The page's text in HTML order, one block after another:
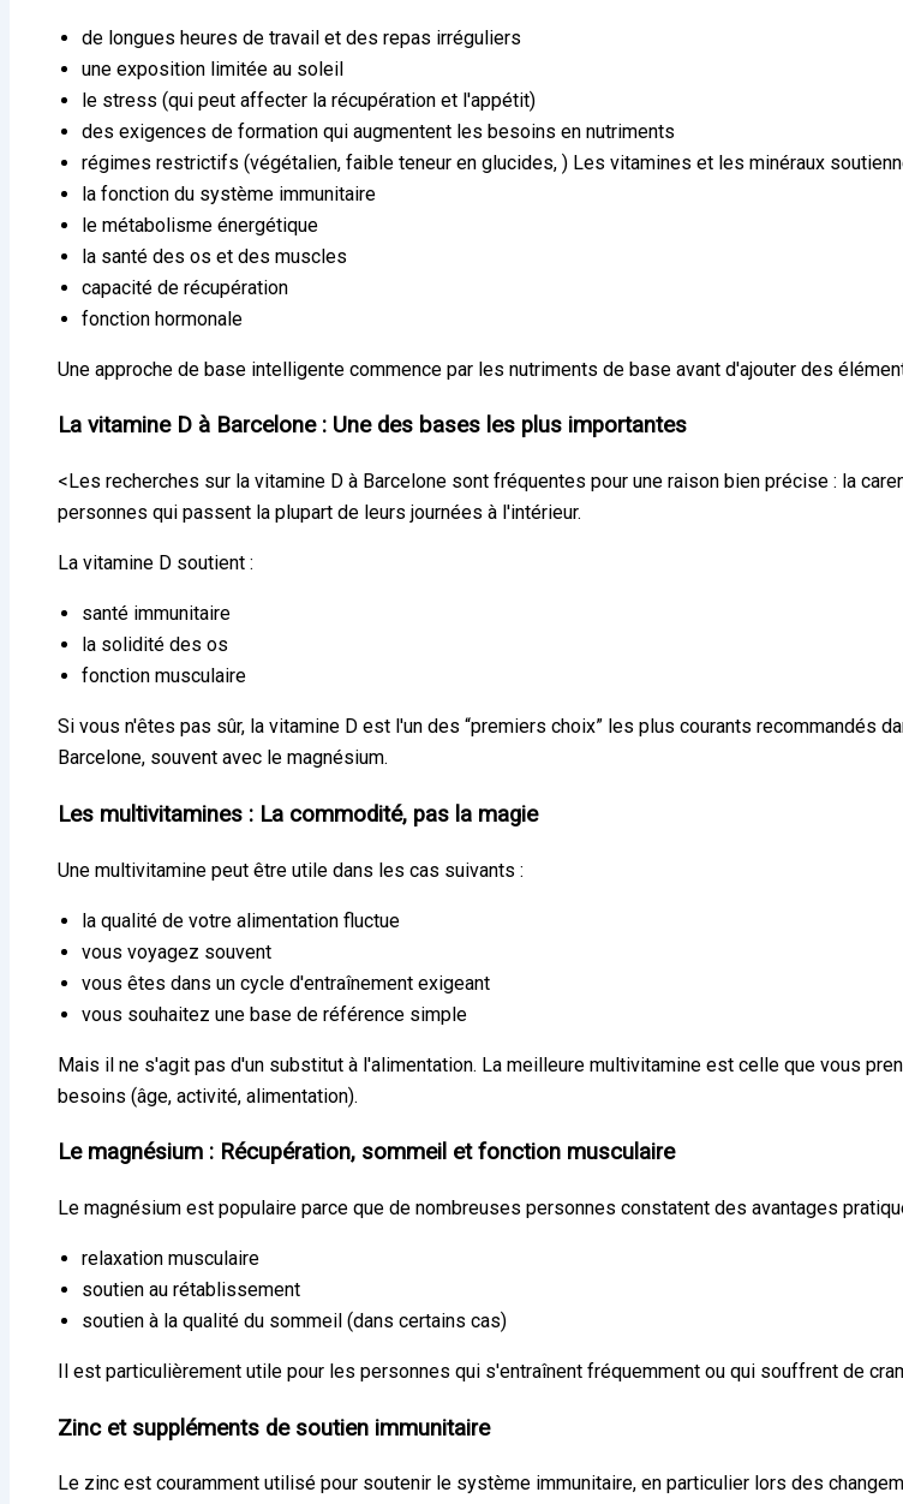
de longues heures de travail et des repas irréguliers
une exposition limitée au soleil
le stress (qui peut affecter la récupération et l'appétit)
des exigences de formation qui augmentent les besoins en nutriments
régimes restrictifs (végétalien, faible teneur en glucides, ) Les vitamines et les minéraux
la fonction du système immunitaire
le métabolisme énergétique
la santé des os et des muscles
capacité de récupération
fonction hormonale
Une approche de base intelligente commence par les nutriments de base avant d'ajouter des
La vitamine D à Barcelone : Une des bases les plus importantes
<Les recherches sur la vitamine D à Barcelone sont fréquentes pour une raison bien précise : la
personnes qui passent la plupart de leurs journées à l'intérieur.
La vitamine D soutient :
santé immunitaire
la solidité des os
fonction musculaire
Si vous n'êtes pas sûr, la vitamine D est l'un des “premiers choix” les plus courants recommandés
Barcelone, souvent avec le magnésium.
Les multivitamines : La commodité, pas la magie
Une multivitamine peut être utile dans les cas suivants :
la qualité de votre alimentation fluctue
vous voyagez souvent
vous êtes dans un cycle d'entraînement exigeant
vous souhaitez une base de référence simple
Mais il ne s'agit pas d'un substitut à l'alimentation. La meilleure multivitamine est celle que vous
besoins (âge, activité, alimentation).
Le magnésium : Récupération, sommeil et fonction musculaire
Le magnésium est populaire parce que de nombreuses personnes constatent des avantages
relaxation musculaire
soutien au rétablissement
soutien à la qualité du sommeil (dans certains cas)
Il est particulièrement utile pour les personnes qui s'entraînent fréquemment ou qui souffrent de
Zinc et suppléments de soutien immunitaire
Le zinc est couramment utilisé pour soutenir le système immunitaire, en particulier lors des